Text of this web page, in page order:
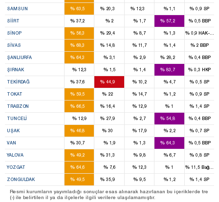
SAMSUN %63,5 % 20,3 %12,3 %1,1 % 0,9 SP
SIIRT %37,2 %2 % 1,7 % 57,2 %0,5BBP
SINOP %56,3 % 29,4 % 8,7 %1,3 %0,9HAK-PAR
SIVAS %68,3 % 14,8 %11,7 %1,4 %2BBP
ŞANLIURFA %64,3 %3,1 % 2,9 % 28,2 %0,4BBP
ŞIRNAK %12,3 %1,5 % 1,4 % 83,7 % 0,3 HKP
TEKIRDAĞ %37,6 % 44,9 %10,2 %4,7 % 0,5 SP
TOKAT %59,5 % 22 %14,7 %1,2 % 0,9 SP
TRABZON %66,5 % 16,4 %12,9 % 1 % 1,4 SP
TUNCELI %12,9 % 27,9 % 2,7 % 54,8 %0,4BBP
UŞAK %46,8 % 30 %17,9 %2,2 % 0,7 SP
VAN %30,7 %1,9 % 1,3 % 64,3 %0,5BBP
YALOVA %49,2 % 31,3 % 9,8 %6,7 % 0,8 SP
YOZGAT %64,6 %7,6 %12,3 % 1 % 11,5
ZONGULDAK %49,5 % 35,9 % 9,5 %1,2 % 1,4 SP
Resmi kurumların yayımladığı sonuçlar esas alınarak hazırlanan bu içeriklerde tre
(-) ile belirtilen il ya da ilçelerle ilgili verilere ulaşılamamıştır.